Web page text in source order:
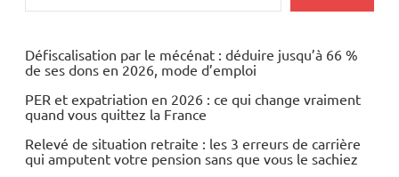
Défiscalisation par le mécénat : déduire jusqu’à 66 %
de ses dons en 2026, mode d’emploi
PER et expatriation en 2026 : ce qui change vraiment
quand vous quittez la France
Relevé de situation retraite : les 3 erreurs de carrière
qui amputent votre pension sans que vous le sachiez